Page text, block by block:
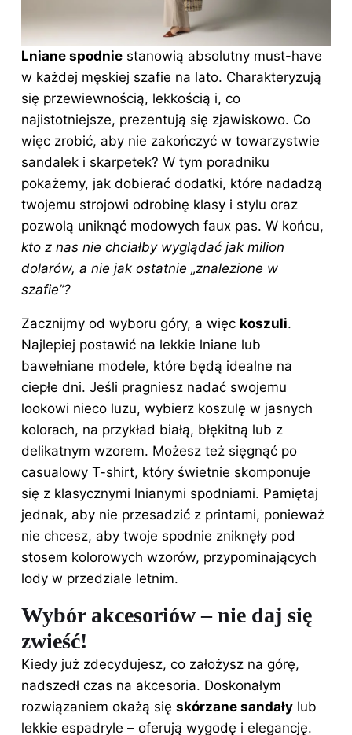
Lniane spodnie stanowią absolutny must-have
w każdej męskiej szafie na lato. Charakteryzują
się przewiewnością, lekkością i, co
najistotniejsze, prezentują się zjawiskowo. Co
więc zrobić, aby nie zakończyć w towarzystwie
sandalek i skarpetek? W tym poradniku
pokażemy, jak dobierać dodatki, które nadadzą
twojemu strojowi odrobinę klasy i stylu oraz
pozwolą uniknąć modowych faux pas. W końcu,
kto z nas nie chciałby wyglądać jak milion
dolarów, a nie jak ostatnie „znalezione w
szafie”?
Zacznijmy od wyboru góry, a więc koszuli.
Najlepiej postawić na lekkie lniane lub
bawełniane modele, które będą idealne na
ciepłe dni. Jeśli pragniesz nadać swojemu
lookowi nieco luzu, wybierz koszulę w jasnych
kolorach, na przykład białą, błękitną lub z
delikatnym wzorem. Możesz też sięgnąć po
casualowy T-shirt, który świetnie skomponuje
się z klasycznymi lnianymi spodniami. Pamiętaj
jednak, aby nie przesadzić z printami, ponieważ
nie chcesz, aby twoje spodnie zniknęły pod
stosem kolorowych wzorów, przypominających
lody w przedziale letnim.
Wybór akcesoriów – nie daj się
zwieść!
Kiedy już zdecydujesz, co założysz na górę,
nadszedł czas na akcesoria. Doskonałym
rozwiązaniem okażą się skórzane sandały lub
lekkie espadryle – oferują wygodę i elegancję.